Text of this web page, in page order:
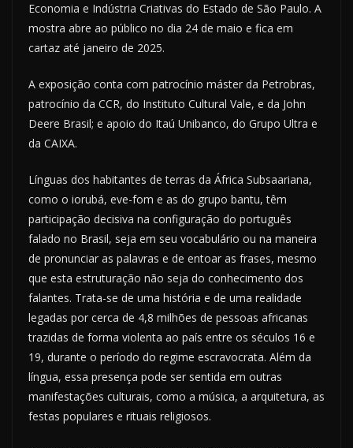
Economia e Indústria Criativas do Estado de São Paulo. A
mostra abre ao público no dia 24 de maio e fica em
cartaz até janeiro de 2025.
A exposição conta com patrocínio máster da Petrobras,
patrocínio da CCR, do Instituto Cultural Vale, e da John
Deere Brasil; e apoio do Itaú Unibanco, do Grupo Ultra e
da CAIXA.
Línguas dos habitantes de terras da África Subsaariana,
como o iorubá, eve-fom e as do grupo bantu, têm
participação decisiva na configuração do português
falado no Brasil, seja em seu vocabulário ou na maneira
de pronunciar as palavras e de entoar as frases, mesmo
que esta estruturação não seja do conhecimento dos
falantes. Trata-se de uma história e de uma realidade
legadas por cerca de 4,8 milhões de pessoas africanas
trazidas de forma violenta ao país entre os séculos 16 e
19, durante o período do regime escravocrata. Além da
língua, essa presença pode ser sentida em outras
manifestações culturais, como a música, a arquitetura, as
festas populares e rituais religiosos.